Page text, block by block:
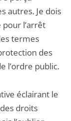
autres. Je dois
l’arrêt
termes
des
l’ordre public.
éclairant le
droits